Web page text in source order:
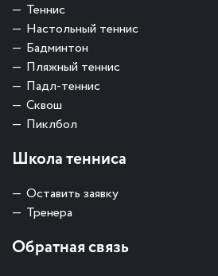
Теннис
Настольный теннис
Бадминтон
Пляжный теннис
Падл-теннис
Сквош
Пиклбол
Школа тенниса
Оставить заявку
Тренера
Обратная связь